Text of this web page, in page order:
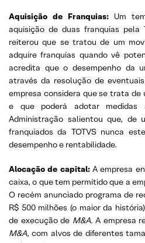
Aquisição de Franquias:Um
aquisição de duas franquias pela
reiterou que se tratou de um
adquire franquias quando vê
acredita que o desempenho da
através da resolução de
empresa considera que se trata
e que poderá adotar medidas
Administração salientou que, de
franquiados da TOTVS nunca
desempenho e rentabilidade.
Alocação de capital:A empresa
caixa, o que tem permitido que a
O recém anunciado programa de
R$ 500 milhões (o maior da
de execução de M&A. A empresa
M&A, com alvos de diferentes